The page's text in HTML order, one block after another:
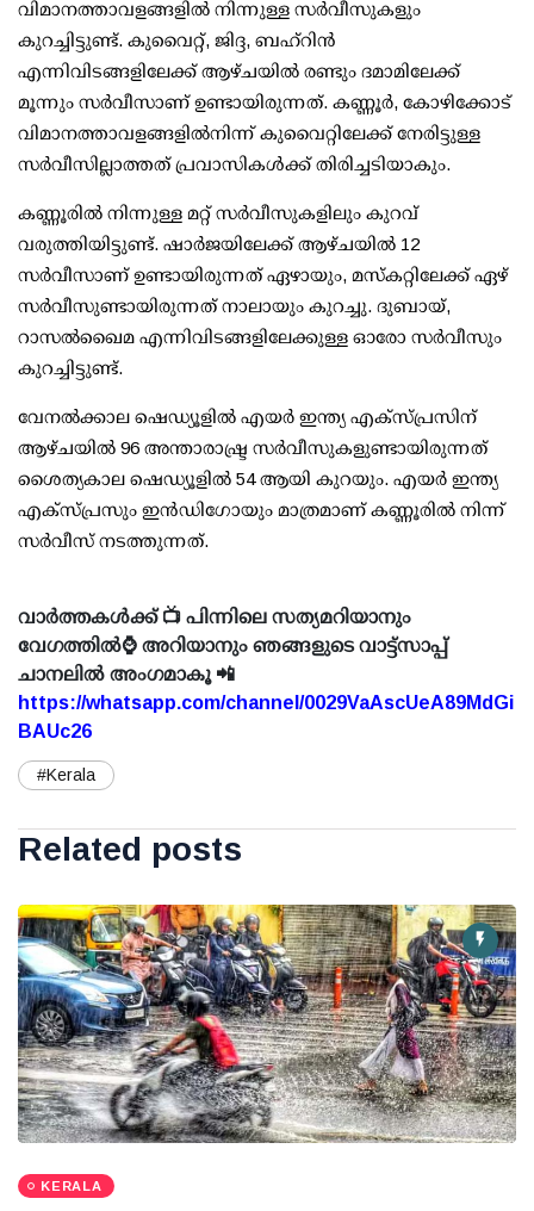
വിമാനത്താവളങ്ങളില്‍ നിന്നുള്ള സര്‍വീസുകളും
കുറച്ചിട്ടുണ്ട്. കുവൈറ്റ്, ജിദ്ദ, ബഹ്റിന്‍
എന്നിവിടങ്ങളിലേക്ക് ആഴ്ചയില്‍ രണ്ടും ദമാമിലേക്ക്
മൂന്നും സര്‍വീസാണ് ഉണ്ടായിരുന്നത്. കണ്ണൂര്‍, കോഴിക്കോട്
വിമാനത്താവളങ്ങളില്‍നിന്ന് കുവൈറ്റിലേക്ക് നേരിട്ടുള്ള
സര്‍വീസില്ലാത്തത് പ്രവാസികള്‍ക്ക് തിരിച്ചടിയാകും.
കണ്ണൂരില്‍ നിന്നുള്ള മറ്റ് സര്‍വീസുകളിലും കുറവ്
വരുത്തിയിട്ടുണ്ട്. ഷാര്‍ജയിലേക്ക് ആഴ്ചയില്‍ 12
സര്‍വീസാണ് ഉണ്ടായിരുന്നത് ഏഴായും, മസ്‌കറ്റിലേക്ക് ഏഴ്
സര്‍വീസുണ്ടായിരുന്നത് നാലായും കുറച്ചു. ദുബായ്,
റാസല്‍ഖൈമ എന്നിവിടങ്ങളിലേക്കുള്ള ഓരോ സര്‍വീസും
കുറച്ചിട്ടുണ്ട്.
വേനല്‍ക്കാല ഷെഡ്യൂളില്‍ എയര്‍ ഇന്ത്യ എക്‌സ്പ്രസിന്
ആഴ്ചയില്‍ 96 അന്താരാഷ്ട്ര സര്‍വീസുകളുണ്ടായിരുന്നത്
ശൈത്യകാല ഷെഡ്യൂളില്‍ 54 ആയി കുറയും. എയര്‍ ഇന്ത്യ
എക്‌സ്പ്രസും ഇന്‍ഡിഗോയും മാത്രമാണ് കണ്ണൂരില്‍ നിന്ന്
സര്‍വീസ് നടത്തുന്നത്.
വാർത്തകൾക്ക് 📺 പിന്നിലെ സത്യമറിയാനും
വേഗത്തിൽ⌚ അറിയാനും ഞങ്ങളുടെ വാട്ട്സാപ്പ്
ചാനലിൽ അംഗമാകൂ 📲
https://whatsapp.com/channel/0029VaAscUeA89MdGi
BAUc26
#Kerala
Related posts
KERALA